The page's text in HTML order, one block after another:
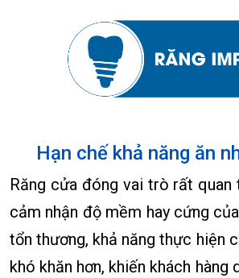
Hạn chế khả năng ăn
Răng cửa đóng vai trò rất
cảm nhận độ mềm hay cứng
tổn thương, khả năng thực hiện
khó khăn hơn, khiến khách hàng